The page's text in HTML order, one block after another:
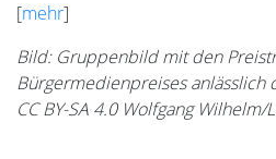
[mehr]
Bild: Gruppenbild mit den
Bürgermedienpreises anlässlich
CC BY-SA 4.0 Wolfgang Wilhelm/